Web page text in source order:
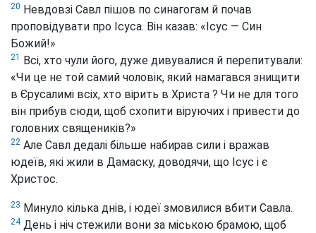
20 Невдовзі Савл пішов по синагогам й почав
проповідувати про Ісуса. Він казав: «Ісус — Син
Божий!»
21 Всі, хто чули його, дуже дивувалися й перепитували:
«Чи це не той самий чоловік, який намагався знищити
в Єрусалимі всіх, хто вірить в Христа ? Чи не для того
він прибув сюди, щоб схопити віруючих і привести до
головних священиків?»
22 Але Савл дедалі більше набирав сили і вражав
юдеїв, які жили в Дамаску, доводячи, що Ісус і є
Христос.
23 Минуло кілька днів, і юдеї змовилися вбити Савла.
24День і ніч стежили вони за міською брамою, щоб